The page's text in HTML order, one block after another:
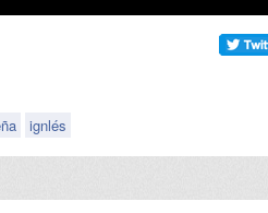
ignlés